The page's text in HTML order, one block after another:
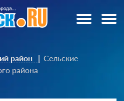
район
Сельские
района